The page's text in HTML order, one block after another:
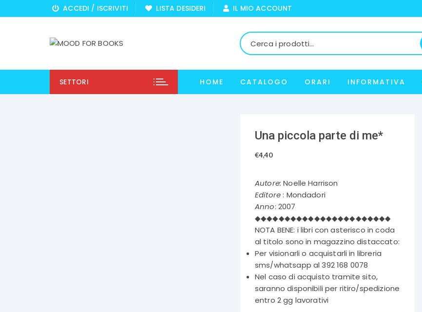
al
ACCEDI / ISCRIVITI LISTA DESIDERI IL MIO ACCOUNT
SETTORI HOME CATALOGO ORARI INFORMATIVA
Una piccola parte di me*
€4,40
Autore: Noelle Harrison
Editore: Mondadori
Anno: 2007
◆◆◆◆◆◆◆◆◆◆◆◆◆◆◆◆◆◆◆◆◆◆◆
NOTA BENE: i libri con asterisco in coda
al titolo sono in magazzino distaccato:
Per visionarli o acquistarli in libreria
sms/whatsapp al 392 168 0078
Nel caso di acquisto tramite sito,
saranno disponibili per ritiro/spedizione
entro 2 gg lavorativi